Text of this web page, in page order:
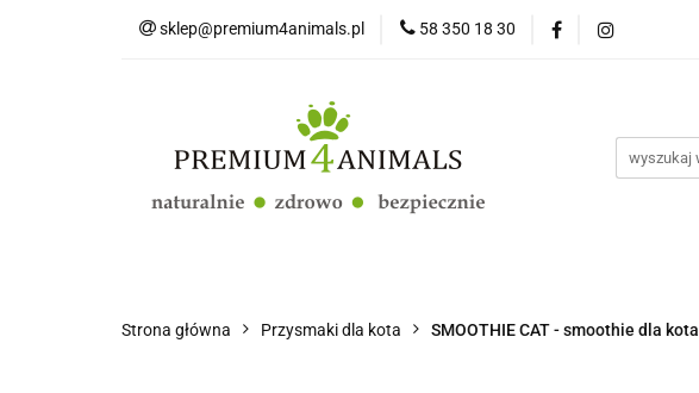
sklep@premium4animals.pl 58 350 18 30
Strona główna Psy
Strona główna Przysmaki dla kota SMOOTHIE CAT - smoothie dla kota